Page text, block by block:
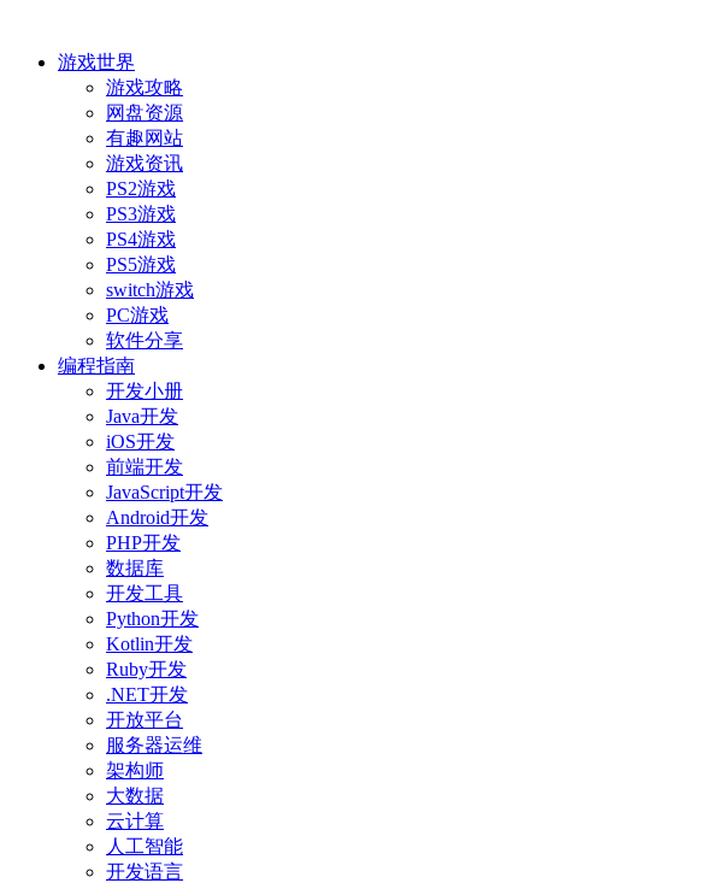
游戏世界
游戏攻略
网盘资源
有趣网站
游戏资讯
PS2游戏
PS3游戏
PS4游戏
PS5游戏
switch游戏
PC游戏
软件分享
编程指南
开发小册
Java开发
iOS开发
前端开发
JavaScript开发
Android开发
PHP开发
数据库
开发工具
Python开发
Kotlin开发
Ruby开发
.NET开发
开放平台
服务器运维
架构师
大数据
云计算
人工智能
开发语言